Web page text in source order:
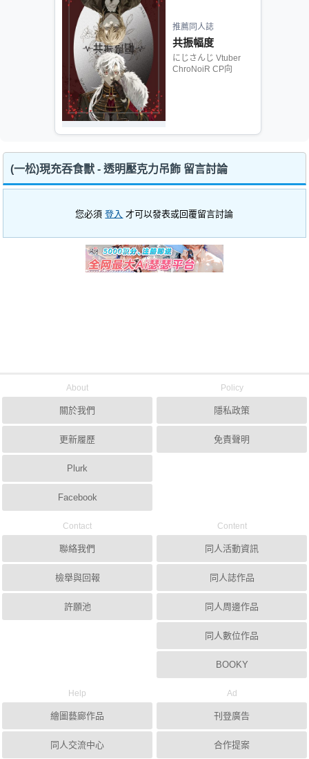
推薦同人誌
共振幅度
にじさんじ Vtuber
ChroNoiR CP向
(一松)現充吞食獸 - 透明壓克力吊飾 留言討論
您必須登入 才可以發表或回覆留言討論
About
關於我們
更新履歷
Plurk
Facebook
Policy
隱私政策
免責聲明
Contact
聯絡我們
檢舉與回報
許願池
Content
同人活動資訊
同人誌作品
同人周邊作品
同人數位作品
BOOKY
Help
繪圖藝廊作品
同人交流中心
Ad
刊登廣告
合作提案